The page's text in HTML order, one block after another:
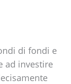
di fondi e
ad investire